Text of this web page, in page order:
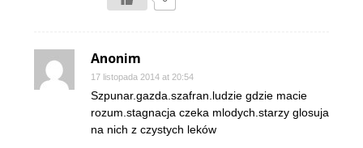
Anonim
17 listopada 2014 at 20:54
Szpunar.gazda.szafran.ludzie gdzie macie
rozum.stagnacja czeka mlodych.starzy glosuja
na nich z czystych leków